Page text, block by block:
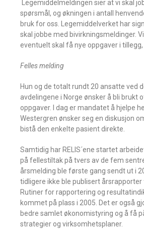
 Legemiddelmeldingen sier at vi skal
spørsmål, og økningen i antall
bruk for oss. Legemiddelverket har
skal jobbe med bivirkningsmeldinger.
eventuelt skal få nye oppgaver i tillegg,
Felles melding
Hun og de totalt rundt 20 ansatte ved
avdelingene i Norge ønsker å bli brukt
oppgaver. I dag er mandatet å hjelpe
Westergren ønsker seg en diskusjon
bistå den enkelte pasient direkte.
Samtidig har RELIS´ene startet
på fellestiltak på tvers av de fem
årsmelding ble første gang sendt ut i
tidligere ikke ble publisert årsrapporter
Rutiner for rapportering og
kommet på plass i 2005. Det er også
bedre samlet økonomistyring og å få
strategier og virksomhetsplaner.